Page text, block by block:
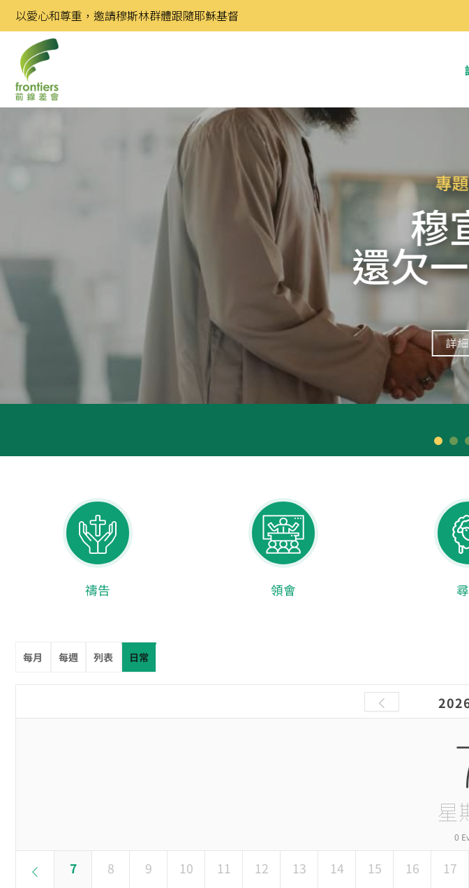
Skip
to
content
以愛心和尊重，邀請穆斯林群體跟隨耶穌基督
專
穆
還欠
詳
禱告 領會
日常
列表
每週
每月
星
0
6 7 8 9 10 11 12 13 14 15 16 17